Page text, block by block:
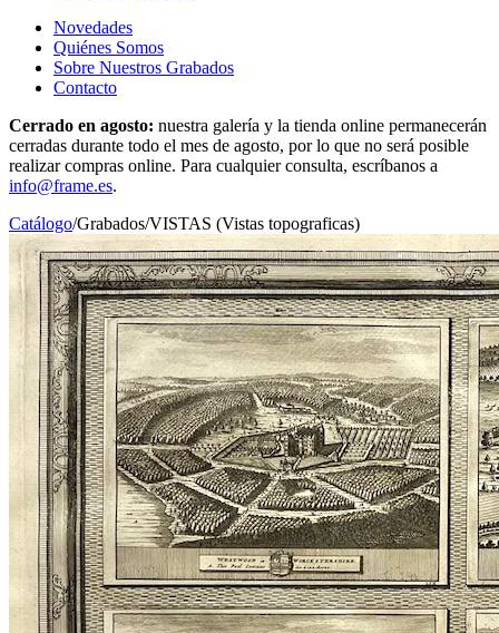
Novedades
Quiénes Somos
Sobre Nuestros Grabados
Contacto
Cerrado en agosto: nuestra galería y la tienda online permanecerán
cerradas durante todo el mes de agosto, por lo que no será posible
realizar compras online. Para cualquier consulta, escríbanos a
info@frame.es.
Catálogo/Grabados/VISTAS (Vistas topograficas)